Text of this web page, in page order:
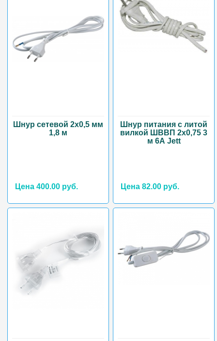
Шнур сетевой 2х0,5 мм
1,8 м
Цена 400.00 руб.
Шнур питания с литой
вилкой ШВВП 2х0,75 3
м 6А Jett
Цена 82.00 руб.